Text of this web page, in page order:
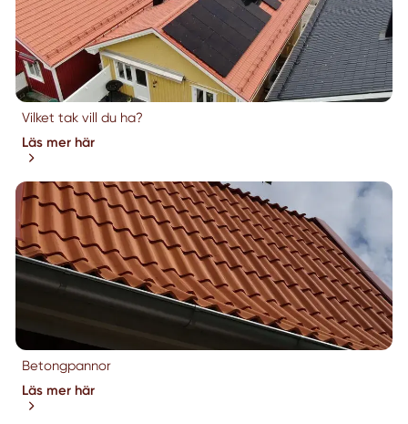
Vilket tak vill du ha?
Läs mer här
Betongpannor
Läs mer här